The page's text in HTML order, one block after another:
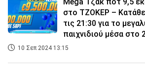
στο ΤΖΟΚΕΡ –
τις 21:30 για το
παιχνιδιού μέσα στο
10 Σεπ 2024 13:15